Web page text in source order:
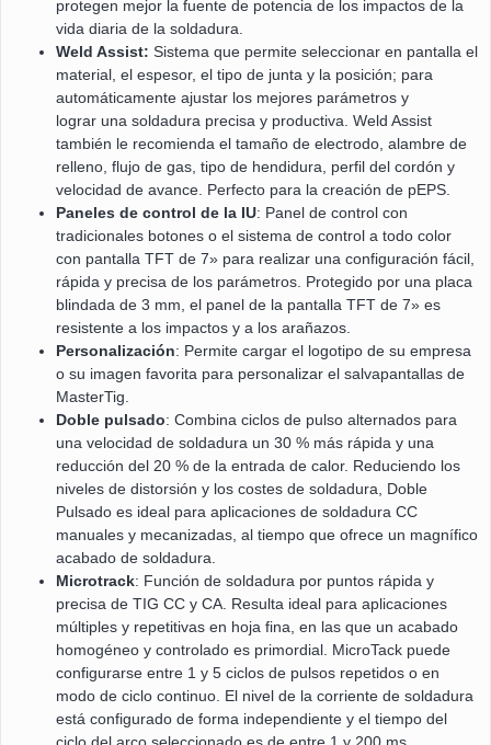
protegen mejor la fuente de potencia de los impactos de la
vida diaria de la soldadura.
Weld Assist: Sistema que permite seleccionar en pantalla el
material, el espesor, el tipo de junta y la posición; para
automáticamente ajustar los mejores parámetros y
lograr una soldadura precisa y productiva. Weld Assist
también le recomienda el tamaño de electrodo, alambre de
relleno, flujo de gas, tipo de hendidura, perfil del cordón y
velocidad de avance. Perfecto para la creación de pEPS.
Paneles de control de la IU: Panel de control con
tradicionales botones o el sistema de control a todo color
con pantalla TFT de 7» para realizar una configuración fácil,
rápida y precisa de los parámetros. Protegido por una placa
blindada de 3 mm, el panel de la pantalla TFT de 7» es
resistente a los impactos y a los arañazos.
Personalización: Permite cargar el logotipo de su empresa
o su imagen favorita para personalizar el salvapantallas de
MasterTig.
Doble pulsado: Combina ciclos de pulso alternados para
una velocidad de soldadura un 30 % más rápida y una
reducción del 20 % de la entrada de calor. Reduciendo los
niveles de distorsión y los costes de soldadura, Doble
Pulsado es ideal para aplicaciones de soldadura CC
manuales y mecanizadas, al tiempo que ofrece un magnífico
acabado de soldadura.
Microtrack: Función de soldadura por puntos rápida y
precisa de TIG CC y CA. Resulta ideal para aplicaciones
múltiples y repetitivas en hoja fina, en las que un acabado
homogéneo y controlado es primordial. MicroTack puede
configurarse entre 1 y 5 ciclos de pulsos repetidos o en
modo de ciclo continuo. El nivel de la corriente de soldadura
está configurado de forma independiente y el tiempo del
ciclo del arco seleccionado es de entre 1 y 200 ms.